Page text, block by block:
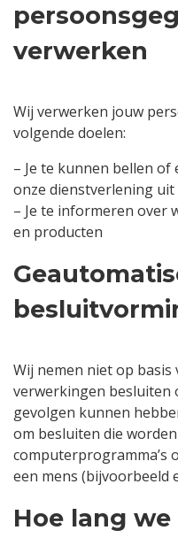
verwerken
Wij verwerken jouw
volgende doelen:
– Je te kunnen bellen
onze dienstverlening
– Je te informeren over
en producten
Wij nemen niet op
verwerkingen besluiten
gevolgen kunnen
om besluiten die
computerprogramma’s
een mens (bijvoorbeeld
Hoe lang we